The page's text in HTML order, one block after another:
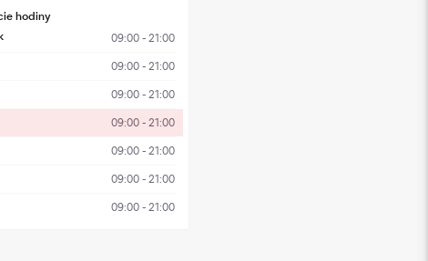
hodiny
09:00 - 21:00
09:00 - 21:00
09:00 - 21:00
09:00 - 21:00
09:00 - 21:00
09:00 - 21:00
09:00 - 21:00